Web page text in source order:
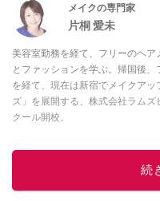
メイクの専門家
片桐 愛未
美容室勤務を経て、フリーのヘ
とファッションを学ぶ。帰国後
を経て、現在は新宿でメイクア
ズ」を展開する、株式会社ラム
クール開校。
続